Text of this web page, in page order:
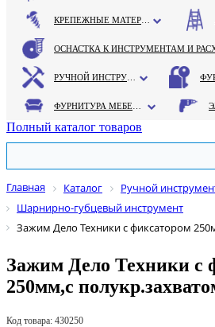
Полный каталог товаров
Главная Каталог
Ручной
Шарнирно-губцевый инструмент
Зажим Дело Техники с фиксатором
Зажим Дело Техники с
250мм,с
Код товара: 430250